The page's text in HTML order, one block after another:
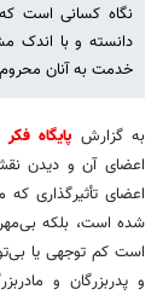
نگاه کسانی است
دانسته و با اندک
خدمت به آنان
به گزارش پایگاه
اعضای آن و دیدن
اعضای تأثیرگذاری
شده است، بلکه
است کم توجهی یا
و پدربزرگان و